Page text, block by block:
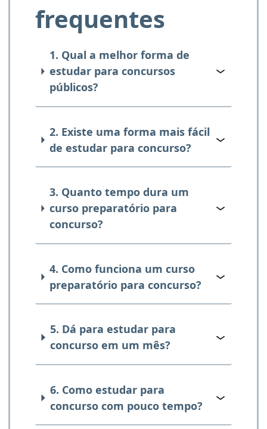
frequentes
1. Qual a melhor forma de
estudar para concursos
públicos?
2. Existe uma forma mais fácil
de estudar para concurso?
3. Quanto tempo dura um
curso preparatório para
concurso?
4. Como funciona um curso
preparatório para concurso?
5. Dá para estudar para
concurso em um mês?
6. Como estudar para
concurso com pouco tempo?